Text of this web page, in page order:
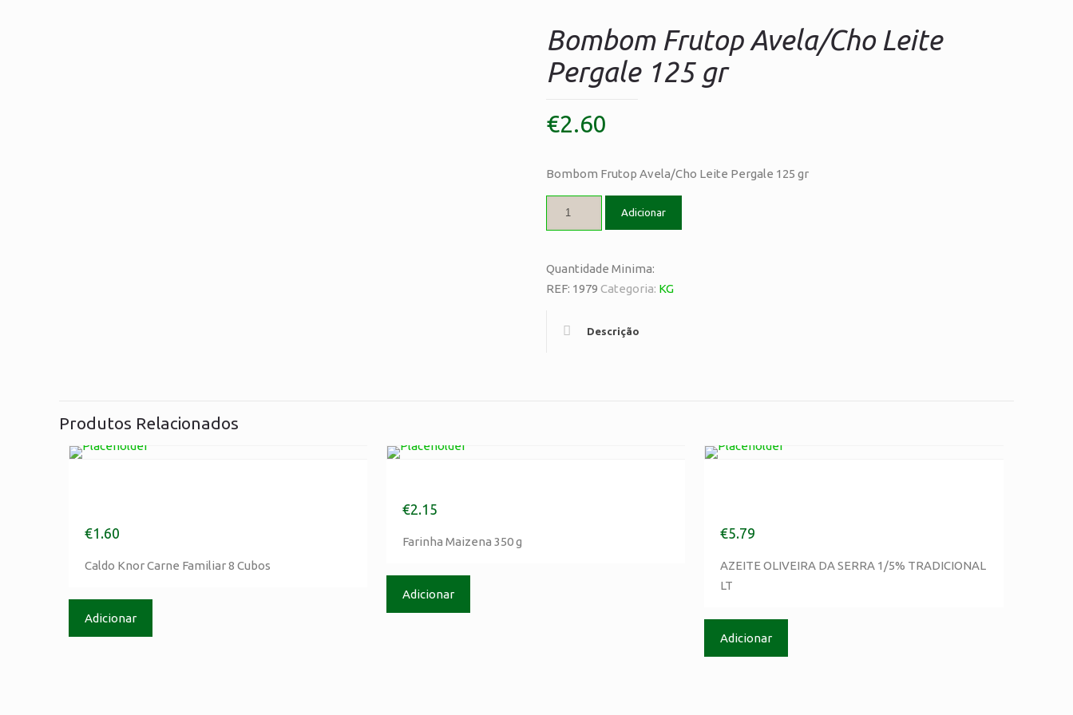
Bombom Frutop Avela/Cho Leite
Pergale 125 gr
€2.60
Bombom Frutop Avela/Cho Leite Pergale 125 gr
Adicionar
Quantidade Minima:
REF: 1979 Categoria: KG
Descrição
Produtos Relacionados
€1.60
Caldo Knor Carne Familiar 8 Cubos
Adicionar
€2.15
Farinha Maizena 350 g
Adicionar
€5.79
AZEITE OLIVEIRA DA SERRA 1/5% TRADICIONAL
LT
Adicionar
Morada
Cordeiro & Companhia
2420-205 Colmeias – Leiria
tarifário, em Portugal e em roaming)
informação Legal
Politica de Privacidade